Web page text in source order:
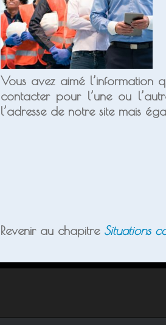
Vous avez aimé l’information
contacter pour l’une ou
l’adresse de notre site mais
Revenir au chapitre Situations